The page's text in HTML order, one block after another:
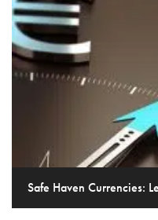
Safe Haven Currencies: